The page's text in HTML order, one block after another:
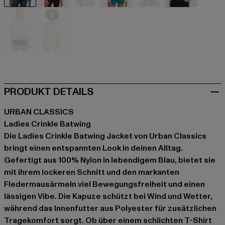
PRODUKT DETAILS
URBAN CLASSICS
Ladies Crinkle Batwing
Die Ladies Crinkle Batwing Jacket von Urban Classics
bringt einen entspannten Look in deinen Alltag.
Gefertigt aus 100% Nylon in lebendigem Blau, bietet sie
mit ihrem lockeren Schnitt und den markanten
Fledermausärmeln viel Bewegungsfreiheit und einen
lässigen Vibe. Die Kapuze schützt bei Wind und Wetter,
während das Innenfutter aus Polyester für zusätzlichen
Tragekomfort sorgt. Ob über einem schlichten T-Shirt